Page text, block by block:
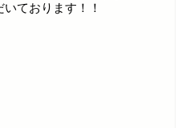
ております！！